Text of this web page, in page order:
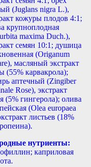
(Juglans nigra L.),
кожуры плодов 4:1;
крупноплодная
maxima Duch.),
семян 10:1; душица
(Origanum
масляный экстракт
(55% карвакрола);
аптечный (Zingiber
Rose), экстракт
(5% гингерола); олива
(Olea europaea
листьев (18%
нутриенты:
каприловая